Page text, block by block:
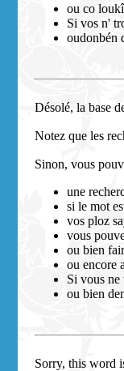
ou co
Si vos n'
oudonbén
Désolé, la base
Notez que les
Sinon, vous
une
si le mot
vos ploz
vous
ou bien
ou encore
Si vous ne
ou bien
Sorry, this word